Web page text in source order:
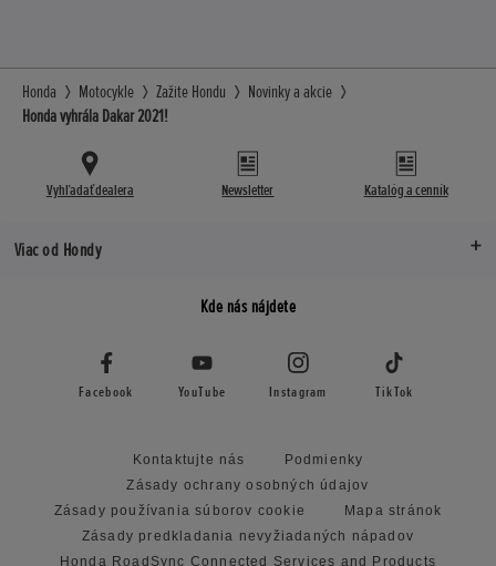
Honda Motocykle Zažite Hondu
Novinky a akcie
Honda vyhrála Dakar 2021!
Vyhľadať dealera Newsletter Katalóg a cenník
Viac od Hondy
Kde nás nájdete
Facebook YouTube Instagram TikTok
Kontaktujte nás
Podmienky
Zásady ochrany osobných údajov
Zásady používania súborov cookie
Mapa stránok
Zásady predkladania nevyžiadaných nápadov
Honda RoadSync Connected Services and Products